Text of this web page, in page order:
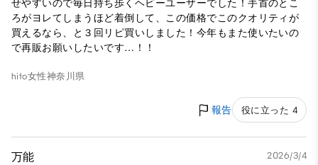
せやすいので毎日持ち歩くヘビーユーザーでした！手首のとこ
ろがヨレてしまうほど着倒して、この価格でこのクオリティが
買えるなら、と３回リピ買いしました！今年もまた使いたいの
で再販お願いしたいです…！！
hito女性神奈川県
報告 役に立った 4
万能 2026/3/4